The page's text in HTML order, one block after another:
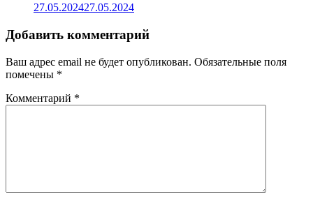
27.05.202427.05.2024
Добавить комментарий
Ваш адрес email не будет опубликован. Обязательные поля
помечены *
Комментарий *